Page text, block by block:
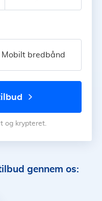
Mobilt bredbånd
og krypteret.
gennem os: